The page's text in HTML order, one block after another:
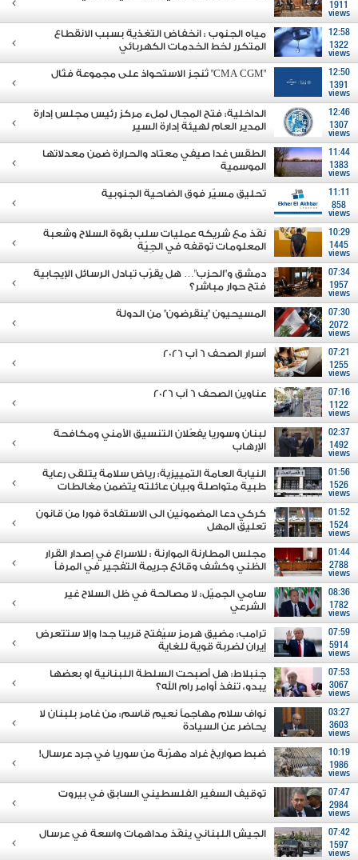
1911
views
12:58
1322
views
مياه الجنوب : انخفاض التغذية بسبب الانقطاع
المتكرر لخط الخدمات الكهربائي
12:50
1391
views
"CMA CGM" تُنجز الاستحواذ على مجموعة فتّال
12:46
1307
views
الداخلية: فتح المجال لملء مركز رئيس مجلس إدارة
المدير العام لهيئة إدارة السير
11:44
1383
views
الطقس غدا صيفي معتاد والحرارة ضمن معدلاتها
الموسمية
11:11
858
views
تحليق مسيّر فوق الضاحية الجنوبية
10:29
1445
views
نفّذ مع شريكه عمليات سلب بقوة السلاح وشعبة
المعلومات توقفه في الجِيّة
07:34
1957
views
دمشق و"الحزب"… هل يقرّب تبادل الرسائل الإيجابية
فتح حوار مباشر؟
07:30
2072
views
المسيحيون "ينقرضون" من الدولة
07:21
1255
views
أسرار الصحف 6 آب 2026
07:16
1122
views
عناوين الصحف 6 آب 2026
02:37
1492
views
لبنان وسوريا يفعّلان التنسيق الأمني ومكافحة
الإرهاب
01:56
1526
views
النيابة العامة التمييزية: رياض سلامة يتلقى رعاية
طبية متواصلة وبيان عائلته يتضمن مغالطات
01:52
1524
views
كركي دعا المضمونين الى الاستفادة فورا من قانون
تعليق المهل
01:44
2788
views
مجلس المطارنة الموارنة : للاسراع في إصدار القرار
الظني وكشف وقائع جريمة التفجير في المرفأ
08:36
1782
views
سامي الجميّل: لا مصالحة في ظل السلاح غير
الشرعي
07:59
5914
views
ترامب: مضيق هرمز سيُفتح قريبا جدا وإلا ستتعرض
إيران لضربة قوية للغاية
07:53
3067
views
جنبلاط: هل أصبحت السلطة اللبنانية او بعضها
يبدو، تنفذ أوامر رام الله؟
03:27
3603
views
نواف سلام مهاجماً نعيم قاسم: من غامر بلبنان لا
يحاضر عن السيادة
10:19
1986
views
ضبط صواريخ غراد مهرّبة من سوريا في جرد عرسال!
07:47
2984
views
توقيف السفير الفلسطيني السابق في بيروت
07:42
1597
views
الجيش اللبناني ينفّذ مداهمات واسعة في عرسال